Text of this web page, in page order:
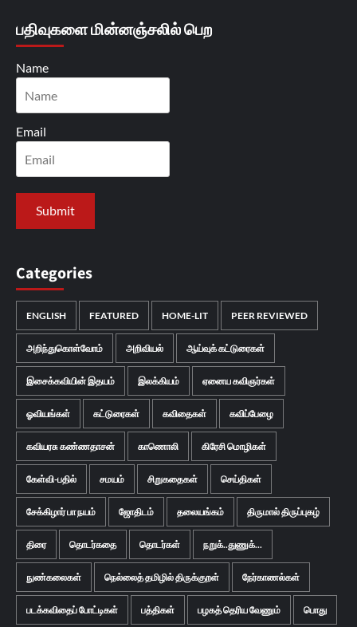
பதிவுகளை மின்னஞ்சலில் பெற
Name
Email
Categories
ENGLISH FEATURED HOME-LIT PEER REVIEWED
அறிந்துகொள்வோம் அறிவியல் ஆய்வுக் கட்டுரைகள்
இசைக்கவியின் இதயம் இலக்கியம் ஏனைய கவிஞர்கள்
ஓவியங்கள் கட்டுரைகள் கவிதைகள் கவிப்பேழை
கவியரசு கண்ணதாசன் காணொலி கிரேசி மொழிகள்
கேள்வி-பதில் சமயம் சிறுகதைகள் செய்திகள்
சேக்கிழார் பா நயம் ஜோதிடம் தலையங்கம் திருமால் திருப்புகழ்
திரை தொடர்கதை தொடர்கள் நறுக்..துணுக்...
நுண்கலைகள் நெல்லைத் தமிழில் திருக்குறள் நேர்காணல்கள்
படக்கவிதைப் போட்டிகள் பத்திகள் பழகத் தெரிய வேணும் பொது